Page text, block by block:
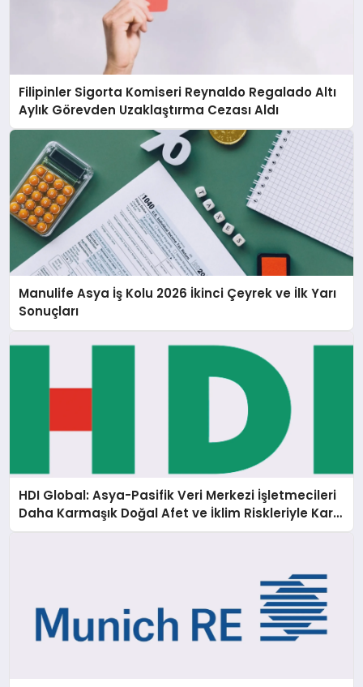
Filipinler Sigorta Komiseri Reynaldo Regalado Altı
Aylık Görevden Uzaklaştırma Cezası Aldı
Manulife Asya İş Kolu 2026 İkinci Çeyrek ve İlk Yarı
Sonuçları
HDI Global: Asya-Pasifik Veri Merkezi İşletmecileri
Daha Karmaşık Doğal Afet ve İklim Riskleriyle Karşı
Karşıya